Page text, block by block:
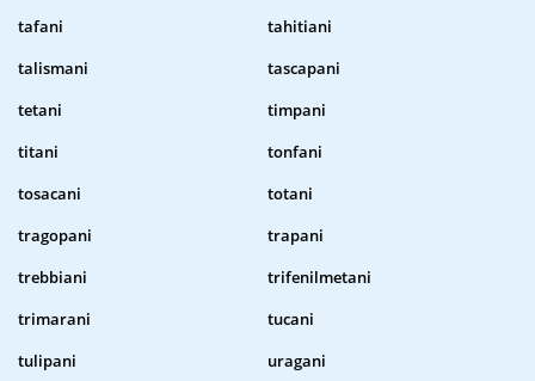
tafani
tahitiani
talismani
tascapani
tetani
timpani
titani
tonfani
tosacani
totani
tragopani
trapani
trebbiani
trifenilmetani
trimarani
tucani
tulipani
uragani